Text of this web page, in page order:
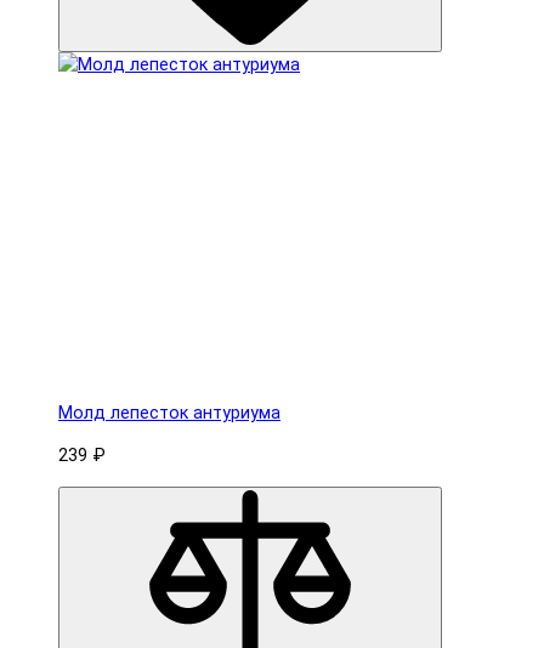
Молд лепесток антуриума
239 ₽